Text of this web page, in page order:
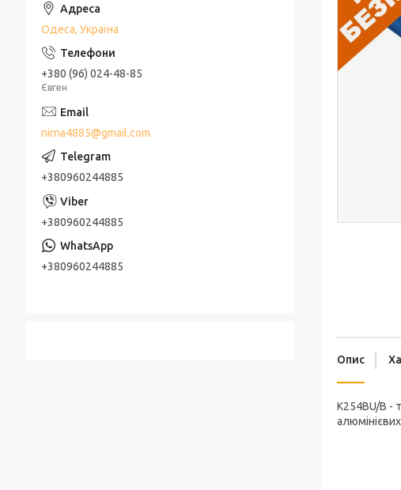
Опис
K254BU/B -
Одеса, Україна
+380 (96) 024-48-85
Євген
nirna4885@gmail.com
+380960244885
+380960244885
+380960244885